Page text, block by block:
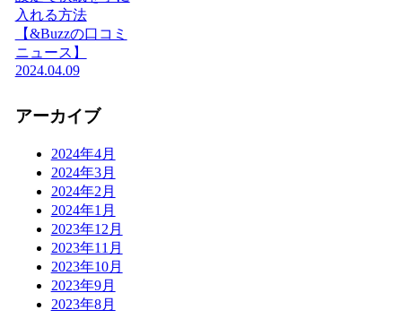
入れる方法
【&Buzzの口コミ
ニュース】
2024.04.09
アーカイブ
2024年4月
2024年3月
2024年2月
2024年1月
2023年12月
2023年11月
2023年10月
2023年9月
2023年8月